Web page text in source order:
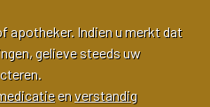
apotheker. Indien u merkt dat
gelieve steeds uw
enverstandig